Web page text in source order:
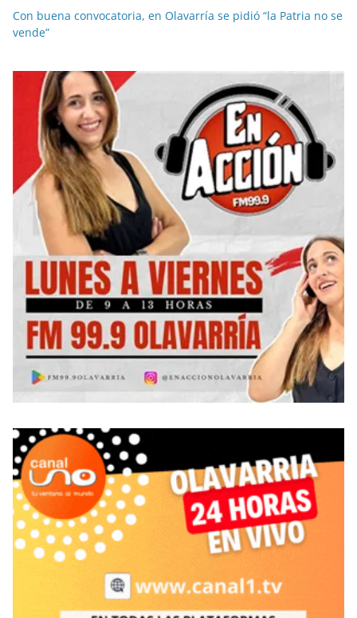
Con buena convocatoria, en Olavarría se pidió “la Patria no se
vende”